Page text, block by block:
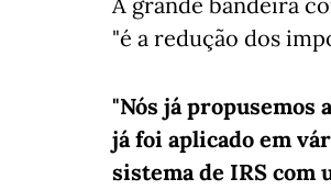
"é a redução dos
"Nós já propusemos
já foi aplicado em
sistema de IRS com